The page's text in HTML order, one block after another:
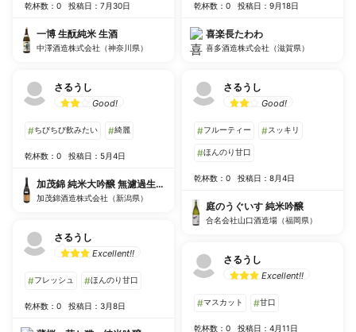
乾杯数：0 投稿日：7月30日
一博 生酛純米 生酒
中澤酒造株式会社（神奈川県）
さるうし
Good!
#ちびちび飲みたい #綺麗
乾杯数：0 投稿日：5月4日
加茂錦 純米大吟醸 無濾過生原酒
加茂錦酒造株式会社（新潟県）
さるうし
Excellent!!
#フレッシュ #ほんのり甘口
乾杯数：0 投稿日：3月8日
乾杯数：0 投稿日：9月18日
喜楽長たわわ
喜多酒造株式会社（滋賀県）
さるうし
Good!
#フルーティー #スッキリ
#ほんのり甘口
乾杯数：0 投稿日：8月4日
庭のうぐいす 純米吟醸
合名会社山口酒造場（福岡県）
さるうし
Excellent!!
#マスカット #甘口
乾杯数：0 投稿日：4月11日